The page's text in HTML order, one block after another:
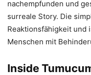
nachempfunden und
surreale Story. Die
Reaktionsfähigkeit und
Menschen mit
Inside